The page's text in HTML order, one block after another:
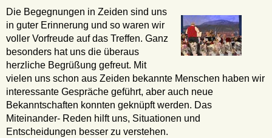
Die Begegnungen in Zeiden sind uns
in guter Erinnerung und so waren wir
voller Vorfreude auf das Treffen. Ganz
besonders hat uns die überaus
herzliche Begrüßung gefreut. Mit
vielen uns schon aus Zeiden bekannte Menschen haben wir
interessante Gespräche geführt, aber auch neue
Bekanntschaften konnten geknüpft werden. Das
Miteinander- Reden hilft uns, Situationen und
Entscheidungen besser zu verstehen.